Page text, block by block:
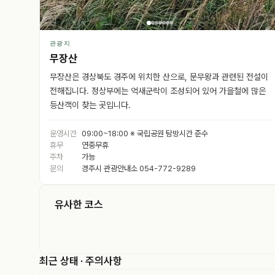
관광지
무장산
무장산은 경상북도 경주에 위치한 산으로, 문무왕과 관련된 전설이
전해집니다. 정상부에는 억새군락이 조성되어 있어 가을철에 많은
등산객이 찾는 곳입니다.
운영시간 09:00~18:00 ※ 국립공원 탐방시간 준수
휴무
연중무휴
주차
가능
문의
경주시 관광안내소 054-772-9289
유사한 코스
최근 상태 · 주의사항